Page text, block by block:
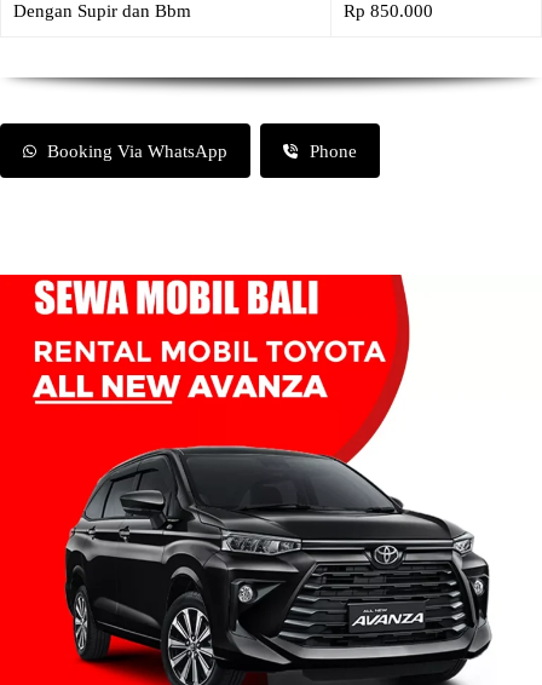
Dengan Supir dan Bbm Rp 850.000
Booking Via WhatsApp Phone